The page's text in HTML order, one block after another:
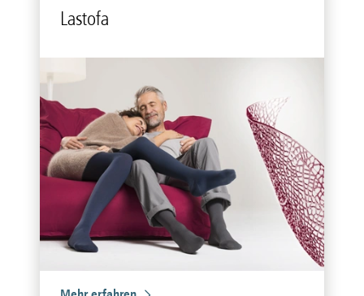
Lasto­fa